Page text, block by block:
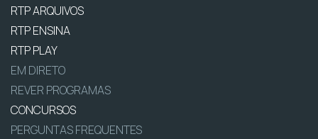
RTP ARQUIVOS
RTP ENSINA
RTP PLAY
EM DIRETO
REVER PROGRAMAS
CONCURSOS
PERGUNTAS FREQUENTES